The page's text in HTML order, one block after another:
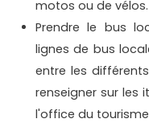
motos ou de vélos.
Prendre le bus
lignes de bus
entre les
renseigner sur les
l'office du